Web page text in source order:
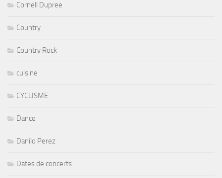
Cornell Dupree
Country
Country Rock
cuisine
CYCLISME
Dance
Danilo Perez
Dates de concerts